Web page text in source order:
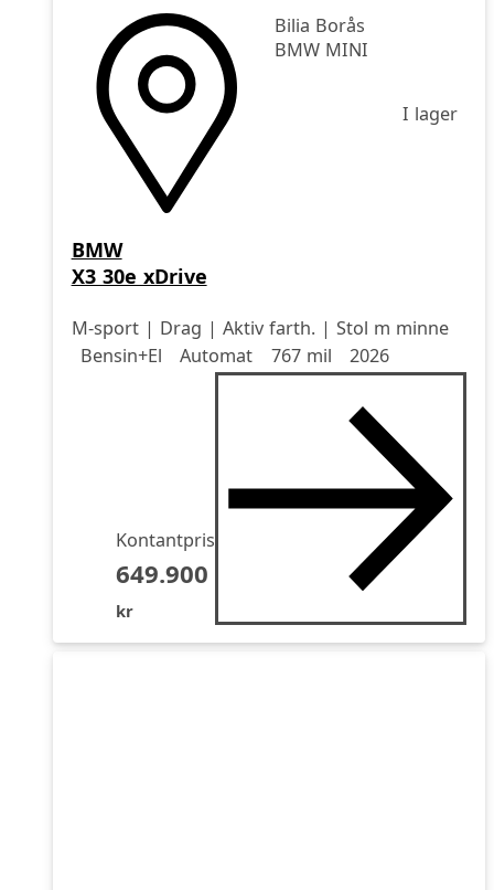
Bilia Borås
BMW MINI
I lager
BMW
X3 30e xDrive
M-sport | Drag | Aktiv farth. | Stol m minne
Drivmedel
Bensin+El
Drivmedel Automat
Miltal 767 mil
årsmodell 2026
Kontantpris
649.900
kr